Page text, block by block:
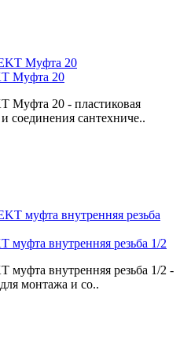
Муфта 20
Муфта 20 - пластиковая
соединения сантехниче..
внутренняя резьба 1/2
муфта внутренняя резьба 1/2 -
монтажа и со..